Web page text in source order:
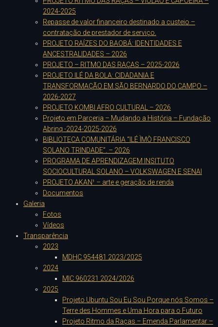
2024-2025
Repasse de valor financeiro destinado a custeio –
contratação de prestador de serviço.
PROJETO RAÍZES DO BAOBÁ: IDENTIDADES E
ANCESTRALIDADES – 2026
PROJETO – RITMO DAS RAÇAS – 2025-2026
PROJETO ILÉ DA BOLA: CIDADANIA E
TRANSFORMAÇÃO EM SÃO BERNARDO DO CAMPO –
2026-2027
PROJETO KOMBI AFRO CULTURAL – 2026
Projeto em Parceria – Mudando a História – Fundação
Abrinq -2024-2025-2026
BIBLIOTECA COMUNITÁRIA “ILÉ ÌMÒ FRANCISCO
SOLANO TRINDADE”. – 2026
PROGRAMA DE APRENDIZAGEM INSITUTO
SOCIOCULTURAL SOLANO – VOLKSWAGEN E SENAI
PROJETO AKAN¹ – arte e geração de renda
Documentos
Galeria
Fotos
Vídeos
Transparência
2023
MDHC 954481 2023/2025
2024
MIC 960231 2024/2026
2025
Projeto Ubuntu Sou Eu Sou Porque nós Somos –
Terre des Hommes e Uma Hora para o Futuro
Projeto Ritmo da Raças – Emenda Parlamentar –